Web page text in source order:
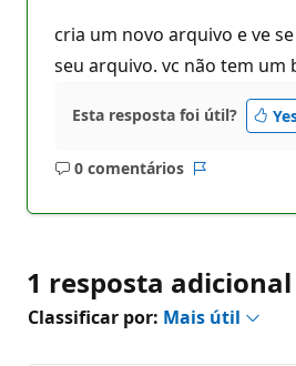
cria um novo arquivo e ve
seu arquivo. vc não tem
Esta resposta foi útil?
0 comentários
Sem
1 resposta adicional
Classificar por: Mais útil